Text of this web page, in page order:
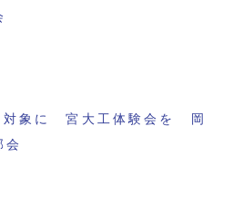
対象に 宮大工体験会を 岡
会